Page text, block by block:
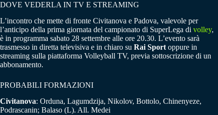
DOVE VEDERLA IN TV E STREAMING
L’incontro che mette di fronte Civitanova e Padova, valevole per
l’anticipo della prima giornata del campionato di SuperLega di volley,
è in programma sabato 28 settembre alle ore 20.30. L’evento sarà
trasmesso in diretta televisiva e in chiaro su Rai Sport oppure in
streaming sulla piattaforma Volleyball TV, previa sottoscrizione di un
abbonamento.
PROBABILI FORMAZIONI
Civitanova: Orduna, Lagumdzija, Nikolov, Bottolo, Chinenyeze,
Podrascanin; Balaso (L). All. Medei